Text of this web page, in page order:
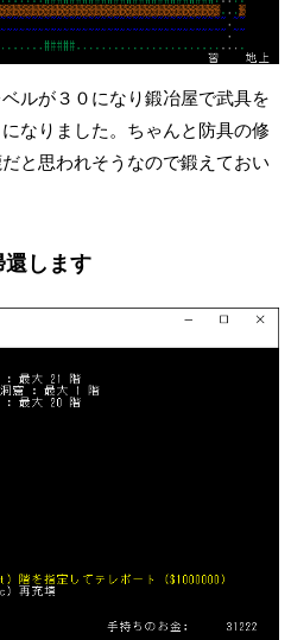
ルが３０になり鍛冶屋で武具を
なりました。ちゃんと防具の修
と思われそうなので鍛えておい
還します